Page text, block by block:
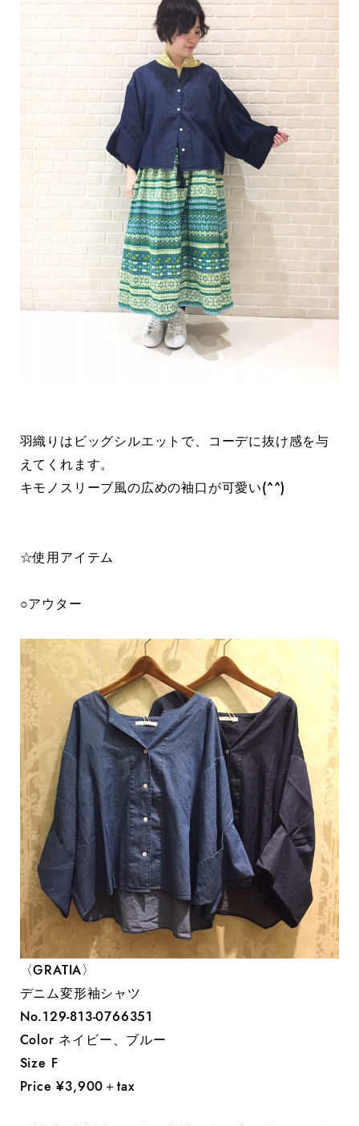
羽織りはビッグシルエットで、コーデに抜け感を与
えてくれます。
キモノスリーブ風の広めの袖口が可愛い(^^)
☆使用アイテム
○アウター
〈GRATIA〉
デニム変形袖シャツ
No.‭129-813-0766351‬
Color ネイビー、ブルー
Size F
Price ¥3,900＋tax